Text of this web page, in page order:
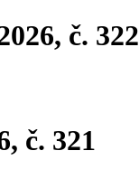
č. 322
č. 321